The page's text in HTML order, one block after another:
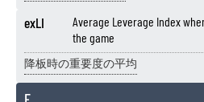
exLI
Average Leverage Index
the game
降板時の重要度の平均